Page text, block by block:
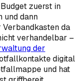
zuerst in
und dann
da
verhandelbar –
der
digital
und hat